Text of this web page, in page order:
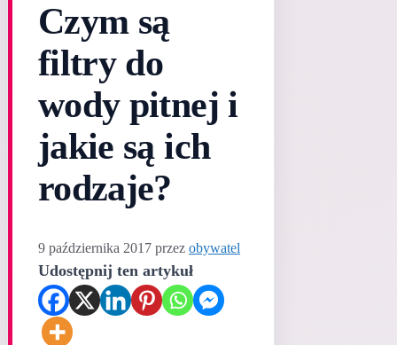
Czym są
filtry do
wody pitnej i
jakie są ich
rodzaje?
9 października 2017 przez obywatel
Udostępnij ten artykuł